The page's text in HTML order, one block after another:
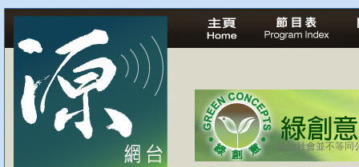
法治社會並不等同